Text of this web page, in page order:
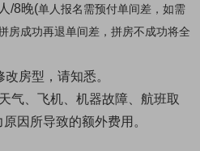
/8晚(单人报名需预付单间差，如需
房成功再退单间差，拼房不成功将全
房型，请知悉。
气、飞机、机器故障、航班取
因所导致的额外费用。